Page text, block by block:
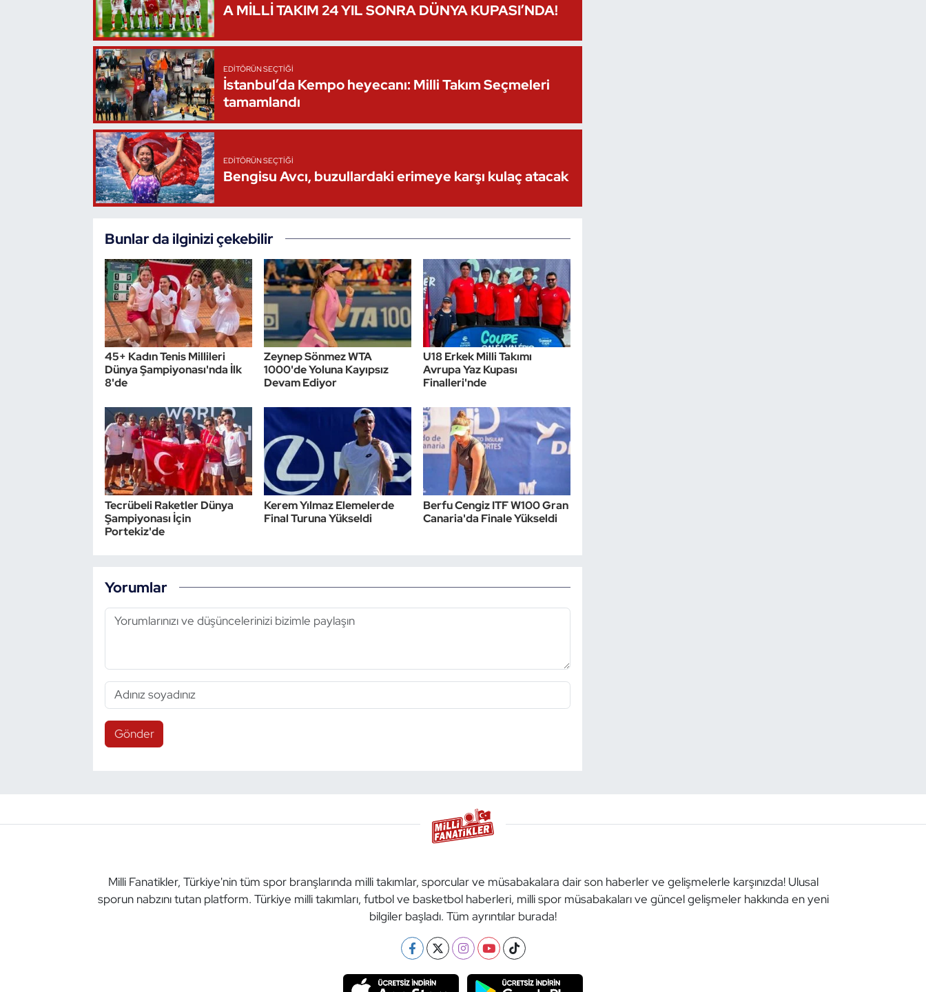
A MİLLİ TAKIM 24 YIL SONRA DÜNYA KUPASI’NDA!
EDITÖRÜN SEÇTIĞI
İstanbul’da Kempo heyecanı: Milli Takım Seçmeleri
tamamlandı
EDITÖRÜN SEÇTIĞI
Bengisu Avcı, buzullardaki erimeye karşı kulaç atacak
Bunlar da ilginizi çekebilir
45+ Kadın Tenis Millileri
Dünya Şampiyonası'nda İlk
8'de
Zeynep Sönmez WTA
1000'de Yoluna Kayıpsız
Devam Ediyor
U18 Erkek Milli Takımı
Avrupa Yaz Kupası
Finalleri'nde
Tecrübeli Raketler Dünya
Şampiyonası İçin
Portekiz'de
Kerem Yılmaz Elemelerde
Final Turuna Yükseldi
Berfu Cengiz ITF W100 Gran
Canaria'da Finale Yükseldi
Yorumlar
Gönder
Milli Fanatikler, Türkiye'nin tüm spor branşlarında milli takımlar, sporcular ve müsabakalara dair son haberler ve gelişmelerle karşınızda! Ulusal
sporun nabzını tutan platform. Türkiye milli takımları, futbol ve basketbol haberleri, milli spor müsabakaları ve güncel gelişmeler hakkında en yeni
bilgiler başladı. Tüm ayrıntılar burada!
Oryantiring
Özel Sporcular
Paralimpik
Sualtı Sporları
Vücut Geliştirme Fitness
Wushu Kungfu